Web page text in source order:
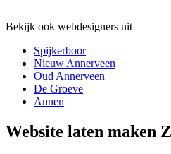
Bekijk ook webdesigners uit
Spijkerboor
Nieuw Annerveen
Oud Annerveen
De Groeve
Annen
Website laten maken